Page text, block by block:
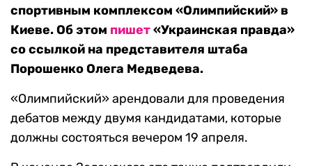
спортивным комплексом «Олимпийский» в
Киеве. Об этом пишет«Украинская правда»
со ссылкой на представителя штаба
Порошенко Олега Медведева.
«Олимпийский» арендовали для проведения
дебатов между двумя кандидатами, которые
должны состояться вечером 19 апреля.